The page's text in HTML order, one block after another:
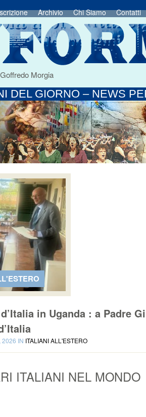
Archivio Chi Siamo Contatti
Morgia
DEL GIORNO – NEWS
in Uganda : a Padre
2026 IN ITALIANI ALL'ESTERO
ITALIANI NEL MONDO